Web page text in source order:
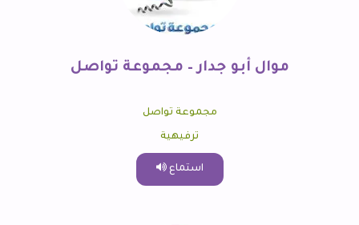
موال أبو جدار – مجموعة تواصل
مجموعة تواصل
ترفيهية
استماع